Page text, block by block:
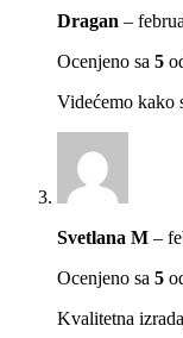
Dragan –
Ocenjeno sa 5
Videćemo kako
Svetlana M –
Ocenjeno sa 5
Kvalitetna